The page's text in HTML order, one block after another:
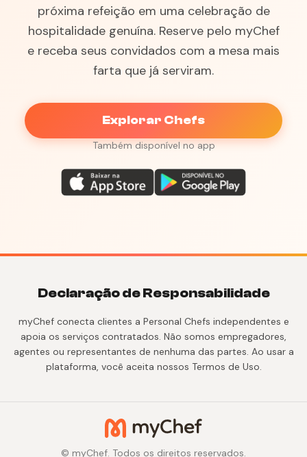
próxima refeição em uma celebração de
hospitalidade genuína. Reserve pelo myChef
e receba seus convidados com a mesa mais
farta que já serviram.
Explorar Chefs
Também disponível no app
Declaração de Responsabilidade
myChef conecta clientes a Personal Chefs independentes e
apoia os serviços contratados. Não somos empregadores,
agentes ou representantes de nenhuma das partes. Ao usar a
plataforma, você aceita nossos Termos de Uso.
© myChef. Todos os direitos reservados.